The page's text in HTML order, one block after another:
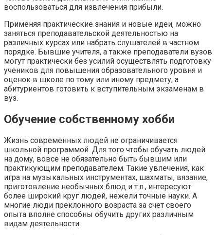
воспользоваться для извлечения прибыли.
Применяя практические знания и новые идеи, можно
заняться преподавательской деятельностью на
различных курсах или набрать слушателей в частном
порядке. Бывшие учителя, а также преподаватели вузов
могут практически без усилий осуществлять подготовку
учеников для повышения образовательного уровня и
оценок в школе по тому или иному предмету, а
абитуриентов готовить к вступительным экзаменам в
вуз.
Обучение собственному хобби
Жизнь современных людей не ограничивается
школьной программой. Для того чтобы обучать людей
на дому, вовсе не обязательно быть бывшим или
практикующим преподавателем. Такие увлечения, как
игра на музыкальных инструментах, шахматы, вязание,
приготовление необычных блюд и т.п., интересуют
более широкий круг людей, нежели точные науки. А
многие люди преклонного возраста за счет своего
опыта вполне способны обучить других различным
видам деятельности.